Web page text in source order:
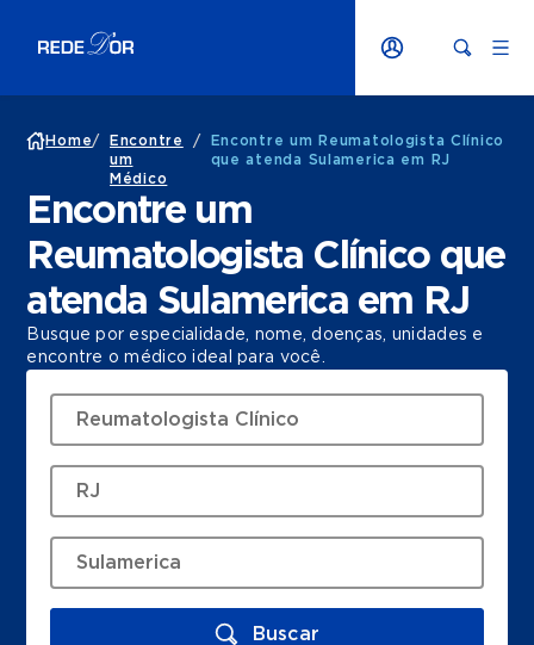
Home/
Encontre
um
Médico
/
Encontre um Reumatologista Clínico
que atenda Sulamerica em RJ
Encontre um
Reumatologista Clínico que
atenda Sulamerica em RJ
Busque por especialidade, nome, doenças, unidades e
encontre o médico ideal para você.
Buscar